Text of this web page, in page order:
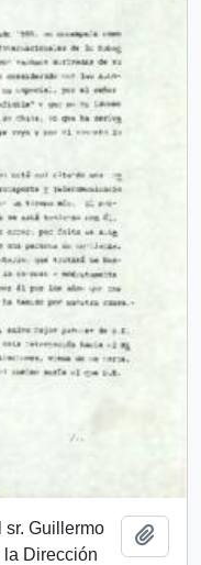
sr. Guillermo
la Dirección